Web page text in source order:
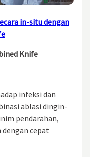
in-situ dengan
Knife
infeksi dan
ablasi dingin-
pendarahan,
cepat